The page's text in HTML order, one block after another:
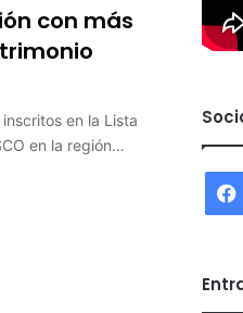
con más
en la Lista
en la región…